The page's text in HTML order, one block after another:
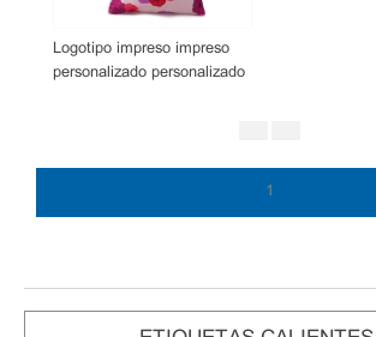
Logotipo impreso impreso
personalizado personalizado
1